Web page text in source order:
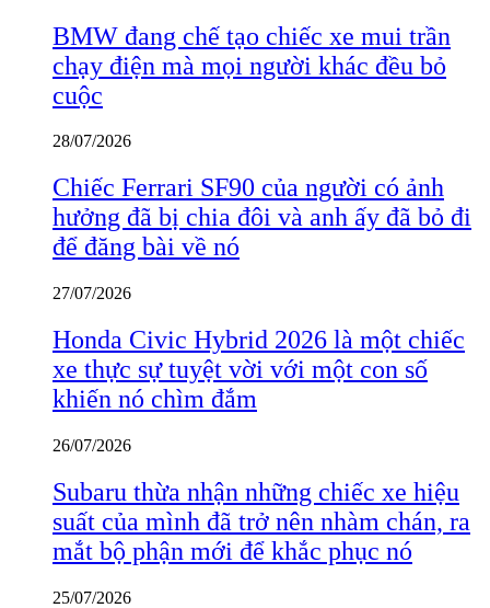
BMW đang chế tạo chiếc xe mui trần
chạy điện mà mọi người khác đều bỏ
cuộc
28/07/2026
Chiếc Ferrari SF90 của người có ảnh
hưởng đã bị chia đôi và anh ấy đã bỏ đi
để đăng bài về nó
27/07/2026
Honda Civic Hybrid 2026 là một chiếc
xe thực sự tuyệt vời với một con số
khiến nó chìm đắm
26/07/2026
Subaru thừa nhận những chiếc xe hiệu
suất của mình đã trở nên nhàm chán, ra
mắt bộ phận mới để khắc phục nó
25/07/2026